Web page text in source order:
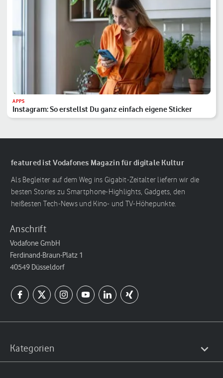
APPS
Instagram: So erstellst Du ganz einfach eigene Sticker
featured ist Vodafones Magazin für digitale Kultur
Als Begleiter auf dem Weg ins Gigabit-Zeitalter liefern wir die
besten Stories zu Smartphone-Highlights, Gadgets, den
heißesten Tech-News und Kino- und TV-Höhepunkte.
Anschrift
Vodafone GmbH
Ferdinand-Braun-Platz 1
40549 Düsseldorf
Kategorien